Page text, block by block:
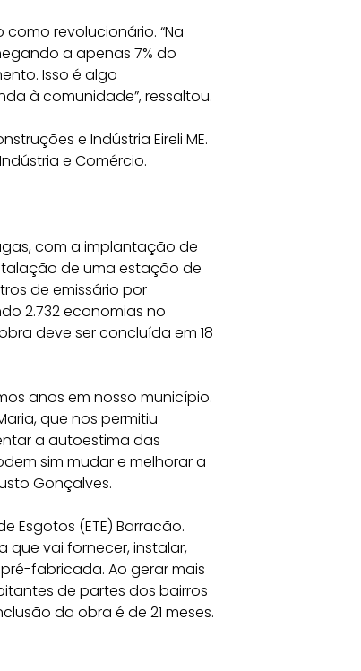
revolucionário. “Na
a apenas 7% do
Isso é algo
à comunidade”, ressaltou.
e Indústria Eireli ME.
e Comércio.
com a implantação de
de uma estação de
de emissário por
2.732 economias no
deve ser concluída em 18
anos em nosso município.
que nos permitiu
a autoestima das
sim mudar e melhorar a
Gonçalves.
Esgotos (ETE) Barracão.
que vai fornecer, instalar,
fabricada. Ao gerar mais
de partes dos bairros
da obra é de 21 meses.